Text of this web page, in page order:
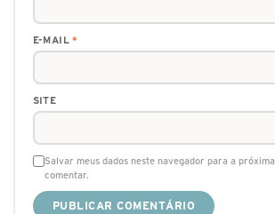
E-MAIL*
SITE
Salvar meus dados neste navegador para a
comentar.